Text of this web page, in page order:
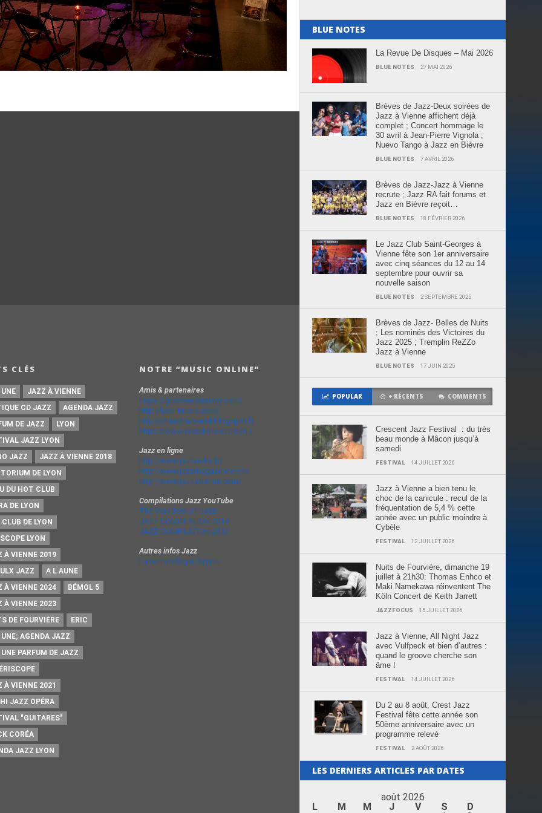
BLUE NOTES
La Revue De Disques – Mai 2026
BLUE NOTES 27 MAI 2026
Brèves de Jazz-Deux soirées de
Jazz à Vienne affichent déjà
complet ; Concert hommage le
30 avril à Jean-Pierre Vignola ;
Nuevo Tango à Jazz en Bièvre
BLUE NOTES 7 AVRIL 2026
Brèves de Jazz-Jazz à Vienne
recrute ; Jazz RA fait forums et
Jazz en Bièvre reçoit…
BLUE NOTES 18 FÉVRIER 2026
Le Jazz Club Saint-Georges à
Vienne fête son 1er anniversaire
avec cinq séances du 12 au 14
septembre pour ouvrir sa
nouvelle saison
BLUE NOTES 2 SEPTEMBRE 2025
Brèves de Jazz- Belles de Nuits
; Les nominés des Victoires du
Jazz 2025 ; Tremplin ReZZo
Jazz à Vienne
BLUE NOTES 17 JUIN 2025
POPULAR + RÉCENTS COMMENTS
Crescent Jazz Festival : du très
beau monde à Mâcon jusqu’à
samedi
FESTIVAL 14 JUILLET 2026
Jazz à Vienne a bien tenu le
choc de la canicule : recul de la
fréquentation de 5,4 % cette
année avec un public moindre à
Cybèle
FESTIVAL 12 JUILLET 2026
Nuits de Fourvière, dimanche 19
juillet à 21h30: Thomas Enhco et
Maki Namekawa réinventent The
Köln Concert de Keith Jarrett
JAZZFOCUS 15 JUILLET 2026
Jazz à Vienne, All Night Jazz
avec Vulfpeck et bien d’autres :
quand le groove cherche son
âme !
FESTIVAL 14 JUILLET 2026
Du 2 au 8 août, Crest Jazz
Festival fête cette année son
50ème anniversaire avec un
programme relevé
FESTIVAL 2 AOÛT 2026
LES DERNIERS ARTICLES PAR DATES
août 2026
L
M M J V S
D
CLÉS
JAZZ À VIENNE
CD JAZZ
AGENDA JAZZ
DE JAZZ
LYON
JAZZ LYON
JAZZ
JAZZ À VIENNE 2018
DE LYON
DU HOT CLUB
DE LYON
DE LYON
LYON
À VIENNE 2019
JAZZ
A L AUNE
À VIENNE 2024
BÉMOL 5
À VIENNE 2023
DE FOURVIÈRE
ERIC
AGENDA JAZZ
PARFUM DE JAZZ
À VIENNE 2021
JAZZ OPÉRA
"GUITARES"
CORÉA
JAZZ LYON
NOTRE “MUSIC ONLINE”
Amis & partenaires
https://groovesidestory.com/
http://lyon-music.com/
http://chrischarpenel.blogspot.fr
https://www.yvesdorison.net/q-r
Jazz en ligne
http://www.jazzradio.fr/
http://www.jazzmagazine.com/
http://www.jazzavienne.com/
Compilations Jazz YouTube
The Very Best of Jazz
JAZZ COMPILATION 2014
JAZZ COMPILATION 2013
Autres infos Jazz
La terminologie du jazz